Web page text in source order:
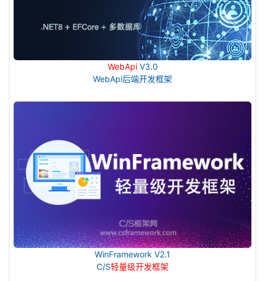
WebApiV3.0
WebApi后端开发框架
WinFramework V2.1
C/S轻量级开发框架